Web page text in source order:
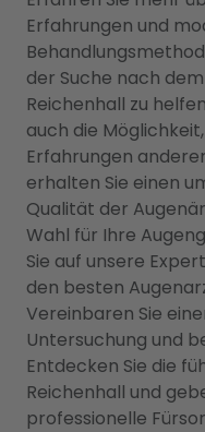
Erfahrungen und
der Suche nach
Reichenhall zu
auch die
Erfahrungen
erhalten Sie einen
Qualität der
Wahl für Ihre
Sie auf unsere
den besten
Vereinbaren Sie
Untersuchung und
Entdecken Sie die
Reichenhall und
professionelle